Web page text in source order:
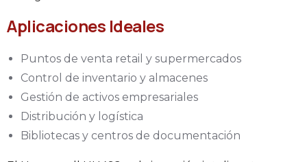
Aplicaciones Ideales
Puntos de venta retail y supermercados
Control de inventario y almacenes
Gestión de activos empresariales
Distribución y logística
Bibliotecas y centros de documentación